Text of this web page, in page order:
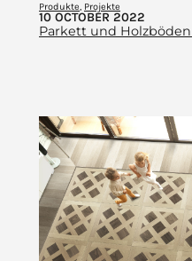
Produkte, Projekte
10 OCTOBER 2022
Parkett und